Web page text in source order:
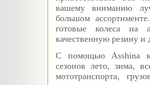
вашему вниманию
большом
готовые колеса на
качественную резину
С помощью Asshina
сезонов лето, зима,
мототранспорта,